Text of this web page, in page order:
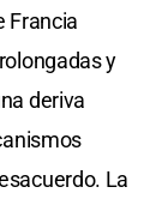
Francia
y
deriva
La